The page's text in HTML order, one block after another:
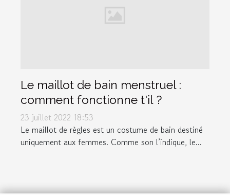
Le maillot de bain menstruel :
comment fonctionne t'il ?
23 juillet 2022 18:53
Le maillot de règles est un costume de bain destiné
uniquement aux femmes. Comme son l’indique, le...